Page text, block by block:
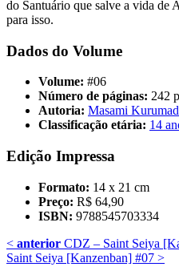
do Santuário que salve a vida de
para isso.
Dados do Volume
Volume: #06
Número de páginas: 242
Autoria: Masami
Classificação etária: 14
Edição Impressa
Formato: 14 x 21 cm
Preço: R$ 64,90
ISBN: 9788545703334
< anterior CDZ – Saint Seiya
Saint Seiya [Kanzenban] #07 >